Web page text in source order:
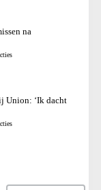
na
Union: ‘Ik dacht